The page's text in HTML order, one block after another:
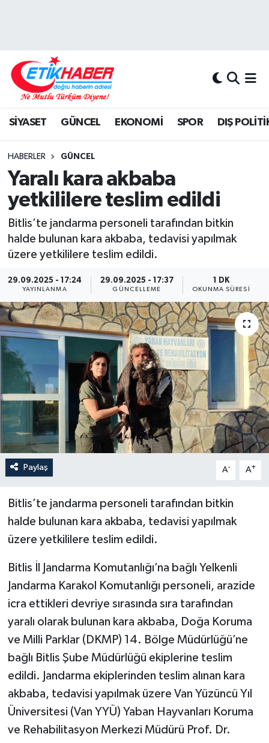
SİYASET GÜNCEL EKONOMİ SPOR DIŞ
HABERLER GÜNCEL
Yaralı kara akbaba
yetkililere teslim edildi
Bitlis’te jandarma personeli tarafından bitkin
halde bulunan kara akbaba, tedavisi yapılmak
üzere yetkililere teslim edildi.
29.09.2025 - 17:24
YAYINLANMA
29.09.2025 - 17:37
GÜNCELLEME
1 DK
OKUNMA SÜRESI
Paylaş A- A+
Bitlis’te jandarma personeli tarafından bitkin
halde bulunan kara akbaba, tedavisi yapılmak
üzere yetkililere teslim edildi.
Bitlis İl Jandarma Komutanlığı’na bağlı Yelkenli
Jandarma Karakol Komutanlığı personeli, arazide
icra ettikleri devriye sırasında sıra tarafından
yaralı olarak bulunan kara akbaba, Doğa Koruma
ve Milli Parklar (DKMP) 14. Bölge Müdürlüğü’ne
bağlı Bitlis Şube Müdürlüğü ekiplerine teslim
edildi. Jandarma ekiplerinden teslim alınan kara
akbaba, tedavisi yapılmak üzere Van Yüzüncü Yıl
Üniversitesi (Van YYÜ) Yaban Hayvanları Koruma
ve Rehabilitasyon Merkezi Müdürü Prof. Dr.
DIŞ POLİTİKA
KÖŞE YAZILARI
KÜLTÜR-SANAT-MAGAZİN
MEDYA
ÖZEL HABER
RÖPORTAJLAR
SAĞLIK
SİYASET
GÜNCEL
SPOR
YAŞAM
Yerel
Hava Durumu
Tüm Manşetler
Son Dakika Haberleri
Haber Arşivi